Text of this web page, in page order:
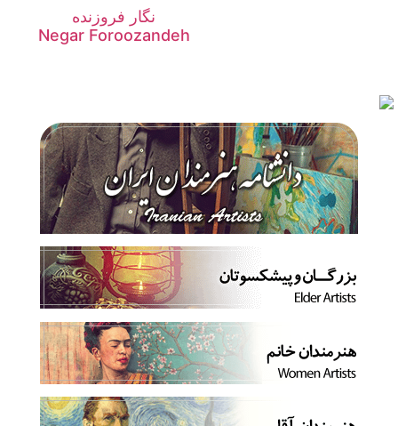
نگار فروزنده
Negar Foroozandeh